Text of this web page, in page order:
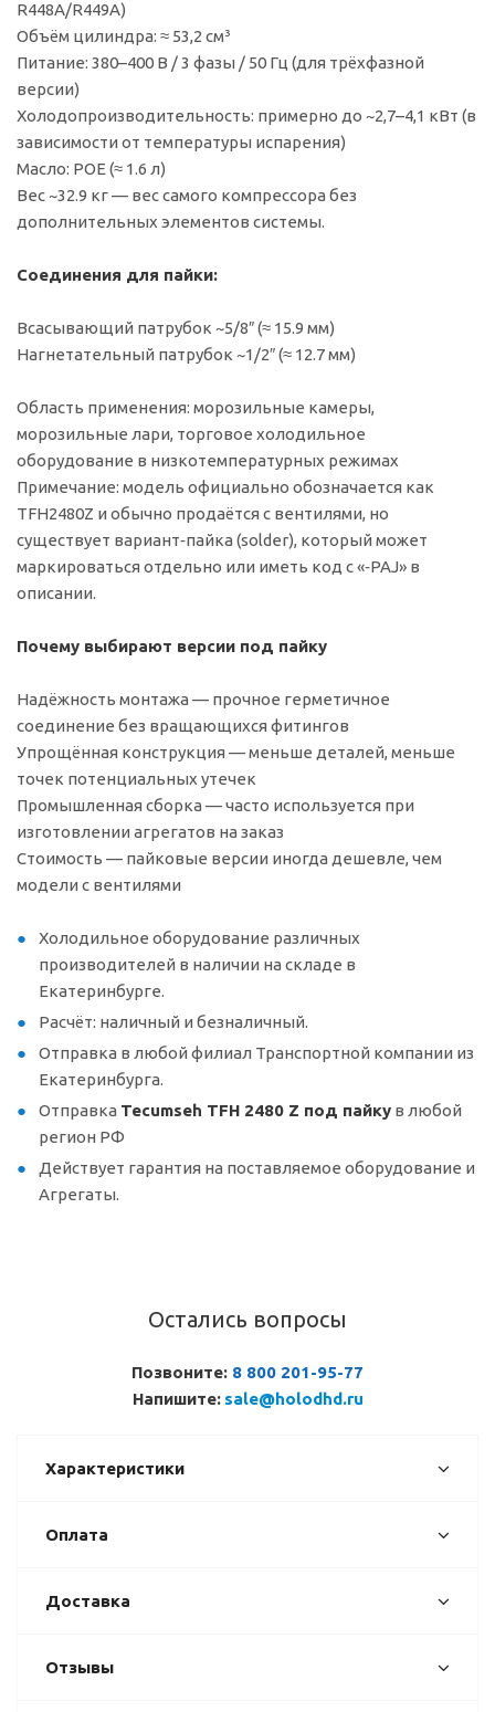
R448A/R449A)
Объём цилиндра: ≈ 53,2 см³
Питание: 380–400 В / 3 фазы / 50 Гц (для трёхфазной
версии)
Холодопроизводительность: примерно до ~2,7–4,1 кВт (в
зависимости от температуры испарения)
Масло: POE (≈ 1.6 л)
Вес ~32.9 кг — вес самого компрессора без
дополнительных элементов системы.
Соединения для пайки:
Всасывающий патрубок ~5/8″ (≈ 15.9 мм)
Нагнетательный патрубок ~1/2″ (≈ 12.7 мм)
Область применения: морозильные камеры,
морозильные лари, торговое холодильное
оборудование в низкотемпературных режимах
Примечание: модель официально обозначается как
TFH2480Z и обычно продаётся с вентилями, но
существует вариант‑пайка (solder), который может
маркироваться отдельно или иметь код с «‑PAJ» в
описании.
Почему выбирают версии под пайку
Надёжность монтажа — прочное герметичное
соединение без вращающихся фитингов
Упрощённая конструкция — меньше деталей, меньше
точек потенциальных утечек
Промышленная сборка — часто используется при
изготовлении агрегатов на заказ
Стоимость — пайковые версии иногда дешевле, чем
модели с вентилями
Холодильное оборудование различных
производителей в наличии на складе в
Екатеринбурге.
Расчёт: наличный и безналичный.
Отправка в любой филиал Транспортной компании из
Екатеринбурга.
Отправка Tecumseh TFH 2480 Z под пайку в любой
регион РФ
Действует гарантия на поставляемое оборудование и
Агрегаты.
Остались вопросы
Позвоните: 8 800 201-95-77
Напишите: sale@holodhd.ru
Характеристики
Оплата
Доставка
Отзывы